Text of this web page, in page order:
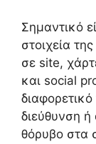
Σημαντικό
στοιχεία
σε site,
και social
διεύθυνση
θόρυβο στα